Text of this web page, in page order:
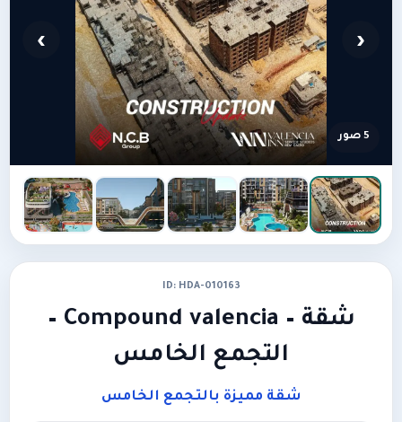
‹
›
5 صور
ID: HDA-010163
شقة – Compound valencia –
التجمع الخامس
شقة مميزة بالتجمع الخامس